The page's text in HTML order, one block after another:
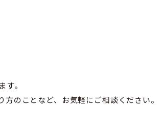
。
のことなど、お気軽にご相談ください。